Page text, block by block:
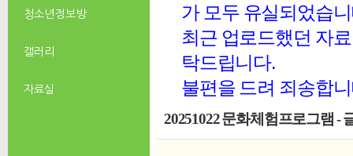
청소년 정보방
갤러리
자료실
가 모두 유실되었습
최근 업로드했던 자
탁드립니다.
불편을 드려 죄송합
20251022 문화체험프로그램 -